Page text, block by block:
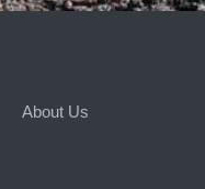
About Us